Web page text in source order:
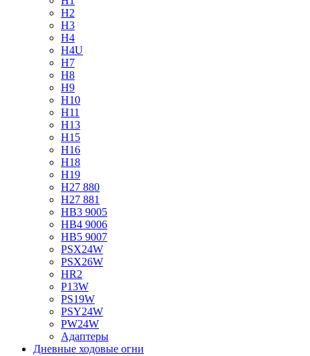
H2
H3
H4
H4U
H7
H8
H9
H10
H11
H13
H15
H16
H18
H19
H27 880
H27 881
HB3 9005
HB4 9006
HB5 9007
PSX24W
PSX26W
HR2
P13W
PS19W
PSY24W
PW24W
Адаптеры
Дневные ходовые огни